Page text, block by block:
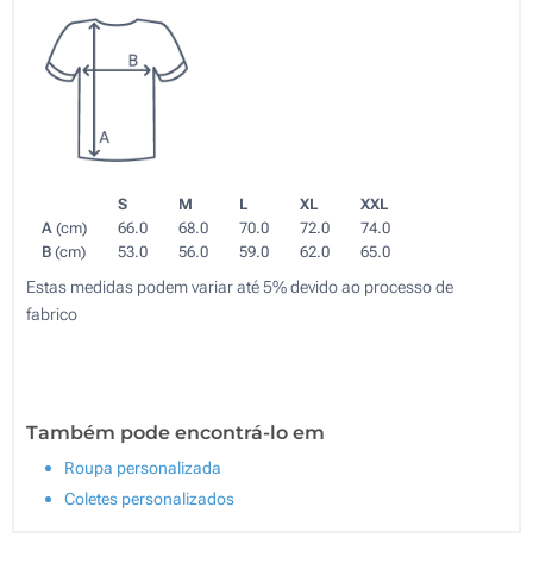
S M L XL
XXL
A (cm) 66.0 68.0 70.0 72.0
74.0
B (cm) 53.0 56.0 59.0 62.0 65.0
Estas medidas podem variar até 5% devido ao processo de
fabrico
Também pode encontrá-lo em
Roupa personalizada
Coletes personalizados